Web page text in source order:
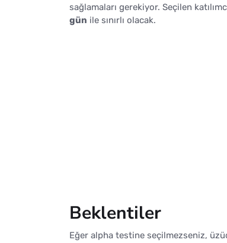
sağlamaları gerekiyor. Seçilen
gün ile sınırlı olacak.
Beklentiler
Eğer alpha testine seçilmezseniz,